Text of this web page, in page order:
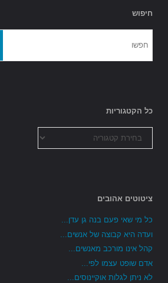
חיפוש
כל הקטגוריות
הקטגוריות
ציטוטים אהובים
כל מי שאי פעם בנה גן עדן...
ועדה היא קבוצה של אנשים...
קהל אינו מורכב מאנשים...
אדם שופט עצמו לפי...
לא ניתן לגלות אוקיינוסים...